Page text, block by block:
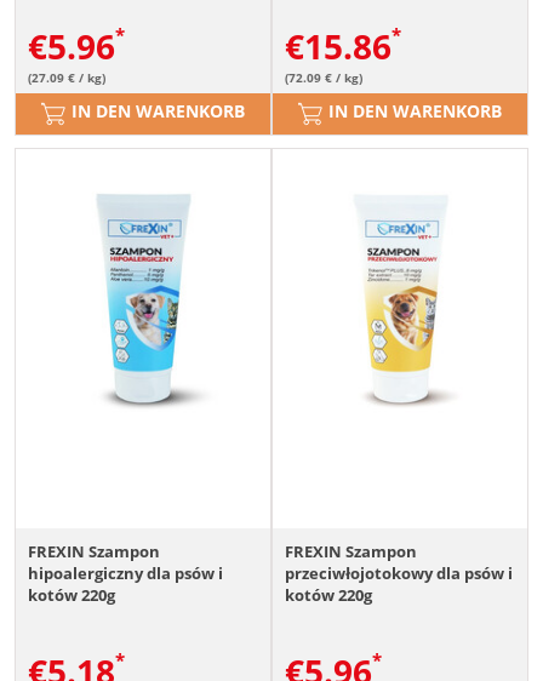
€5.96
(27.09 € / kg)
IN DEN WARENKORB
€15.86
(72.09 € / kg)
IN DEN WARENKORB
FREXIN Szampon
hipoalergiczny dla psów i
kotów 220g
€5.18
FREXIN Szampon
przeciwłojotokowy dla psów i
kotów 220g
€5.96